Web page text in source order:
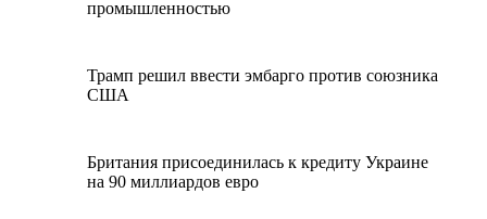
промышленностью
Трамп решил ввести эмбарго против союзника
США
Британия присоединилась к кредиту Украине
на 90 миллиардов евро